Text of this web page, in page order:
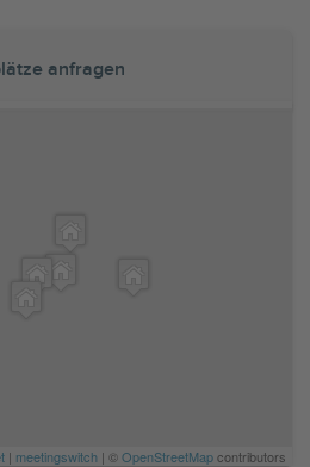
anfragen
| meetingswitch | ©OpenStreetMapcontributors